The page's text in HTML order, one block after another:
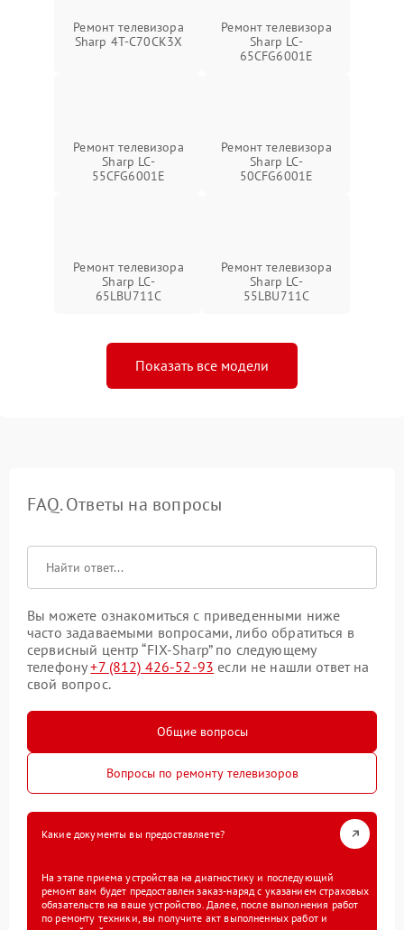
Ремонт телевизора
Sharp 4T-C70CK3X
Ремонт телевизора
Sharp LC-
65CFG6001E
Ремонт телевизора
Sharp LC-
55CFG6001E
Ремонт телевизора
Sharp LC-
50CFG6001E
Ремонт телевизора
Sharp LC-
65LBU711C
Ремонт телевизора
Sharp LC-
55LBU711C
Показать все модели
FAQ. Ответы на вопросы
Вы можете ознакомиться с приведенными ниже
часто задаваемыми вопросами, либо обратиться в
сервисный центр “FIX-Sharp” по следующему
телефону+7 (812) 426-52-93 если не нашли ответ на
свой вопрос.
Общие вопросы
Вопросы по ремонту телевизоров
Какие документы вы предоставляете?
На этапе приема устройства на диагностику и последующий
ремонт вам будет предоставлен заказ-наряд с указанием страховых
обязательств на ваше устройство. Далее, после выполнения работ
по ремонту техники, вы получите акт выполненных работ и